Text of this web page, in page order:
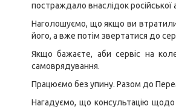
постраждало внаслідок російської
Наголошуємо, що якщо ви втратили
його, а вже потім звертатися до
Якщо бажаєте, аби сервіс на
самоврядування.
Працюємо без упину. Разом до
Нагадуємо, що консультацію